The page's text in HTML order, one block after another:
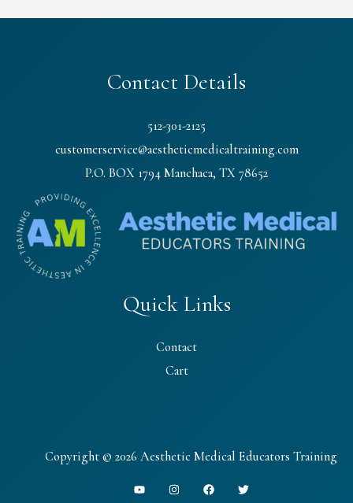
Contact Details
512-301-2125
customerservice@aestheticmedicaltraining.com
P.O. BOX 1794 Manchaca, TX 78652
Quick Links
Contact
Cart
Copyright © 2026 Aesthetic Medical Educators Training